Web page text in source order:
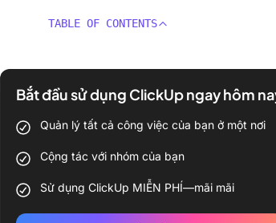
TABLE OF CONTENTS
Bắt đầu sử dụng ClickUp ngay hôm
Quản lý tất cả công việc của bạn ở một nơi
Cộng tác với nhóm của bạn
Sử dụng ClickUp MIỄN PHÍ—mãi mãi